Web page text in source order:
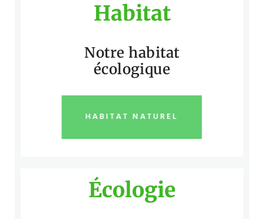
Habitat
Notre habitat
écologique
HABITAT NATUREL
Écologie